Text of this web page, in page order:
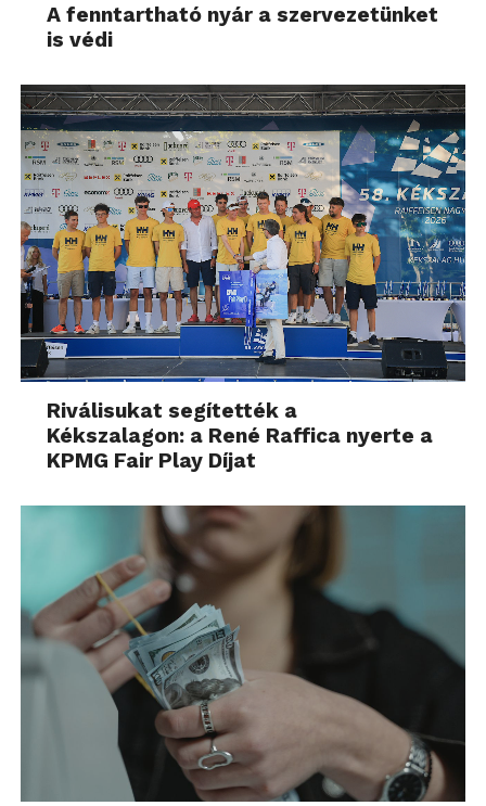
A fenntartható nyár a szervezetünket
is védi
Riválisukat segítették a
Kékszalagon: a René Raffica nyerte a
KPMG Fair Play Díjat